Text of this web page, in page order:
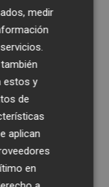
medir
también
estos y
de
aplican
en